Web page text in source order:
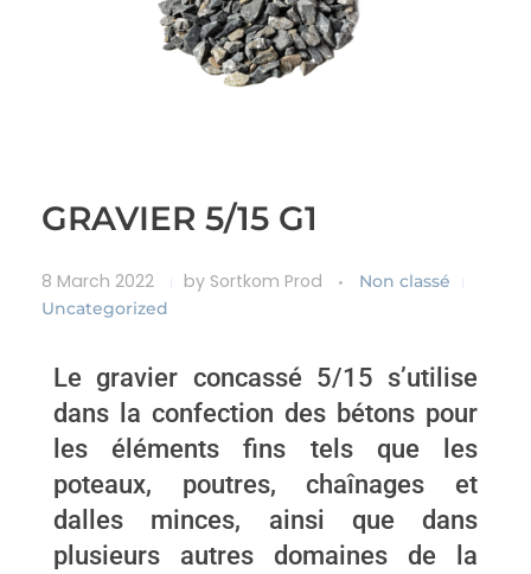
GRAVIER 5/15 G1
8 March 2022 by Sortkom Prod
Non classé
Uncategorized
Le gravier concassé 5/15 s’utilise
dans la confection des bétons pour
les éléments fins tels que les
poteaux, poutres, chaînages et
dalles minces, ainsi que dans
plusieurs autres domaines de la